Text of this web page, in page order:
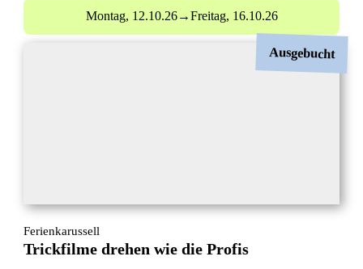
Montag, 12.10.26→Freitag, 16.10.26
Ausgebucht
Ferienkarussell
Trickfilme drehen wie die Profis